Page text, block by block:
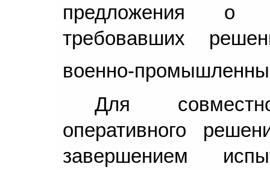
предложения о
требовавших
военно-
Для
оперативного
завершением